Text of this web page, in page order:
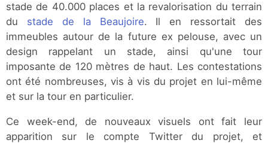
stade de 40.000 places et la revalorisation du terrain
du stade de la Beaujoire. Il en ressortait des
immeubles autour de la future ex pelouse, avec un
design rappelant un stade, ainsi qu'une tour
imposante de 120 mètres de haut. Les contestations
ont été nombreuses, vis à vis du projet en lui-même
et sur la tour en particulier.
Ce week-end, de nouveaux visuels ont fait leur
apparition sur le compte Twitter du projet, et